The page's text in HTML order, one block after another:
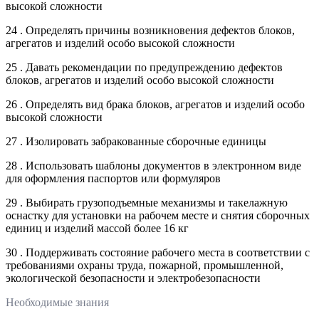
высокой сложности
24 . Определять причины возникновения дефектов блоков,
агрегатов и изделий особо высокой сложности
25 . Давать рекомендации по предупреждению дефектов
блоков, агрегатов и изделий особо высокой сложности
26 . Определять вид брака блоков, агрегатов и изделий особо
высокой сложности
27 . Изолировать забракованные сборочные единицы
28 . Использовать шаблоны документов в электронном виде
для оформления паспортов или формуляров
29 . Выбирать грузоподъемные механизмы и такелажную
оснастку для установки на рабочем месте и снятия сборочных
единиц и изделий массой более 16 кг
30 . Поддерживать состояние рабочего места в соответствии с
требованиями охраны труда, пожарной, промышленной,
экологической безопасности и электробезопасности
Необходимые знания